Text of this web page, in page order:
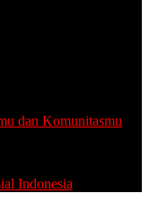
dan Komunitasmu
Indonesia